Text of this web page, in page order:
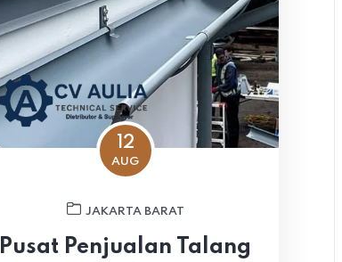
12
AUG
JAKARTA BARAT
Pusat Penjualan Talang